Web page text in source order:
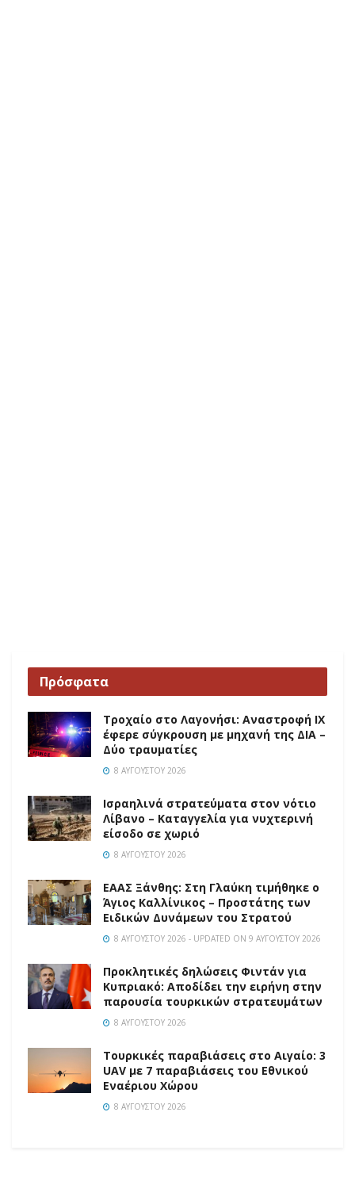
Πρόσφατα
Τροχαίο στο Λαγονήσι: Αναστροφή ΙΧ
έφερε σύγκρουση με μηχανή της ΔΙΑ –
Δύο τραυματίες
8 ΑΥΓΟΎΣΤΟΥ 2026
Ισραηλινά στρατεύματα στον νότιο
Λίβανο – Καταγγελία για νυχτερινή
είσοδο σε χωριό
8 ΑΥΓΟΎΣΤΟΥ 2026
EAAΣ Ξάνθης: Στη Γλαύκη τιμήθηκε ο
Άγιος Καλλίνικος – Προστάτης των
Ειδικών Δυνάμεων του Στρατού
8 ΑΥΓΟΎΣΤΟΥ 2026 - UPDATED ON 9 ΑΥΓΟΎΣΤΟΥ 2026
Προκλητικές δηλώσεις Φιντάν για
Κυπριακό: Αποδίδει την ειρήνη στην
παρουσία τουρκικών στρατευμάτων
8 ΑΥΓΟΎΣΤΟΥ 2026
Τουρκικές παραβιάσεις στο Αιγαίο: 3
UAV με 7 παραβιάσεις του Εθνικού
Εναέριου Χώρου
8 ΑΥΓΟΎΣΤΟΥ 2026